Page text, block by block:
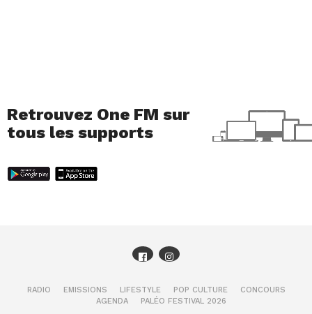
Retrouvez One FM sur
tous les supports
RADIO EMISSIONS LIFESTYLE POP CULTURE
CONCOURS
AGENDA
PALÉO FESTIVAL 2026